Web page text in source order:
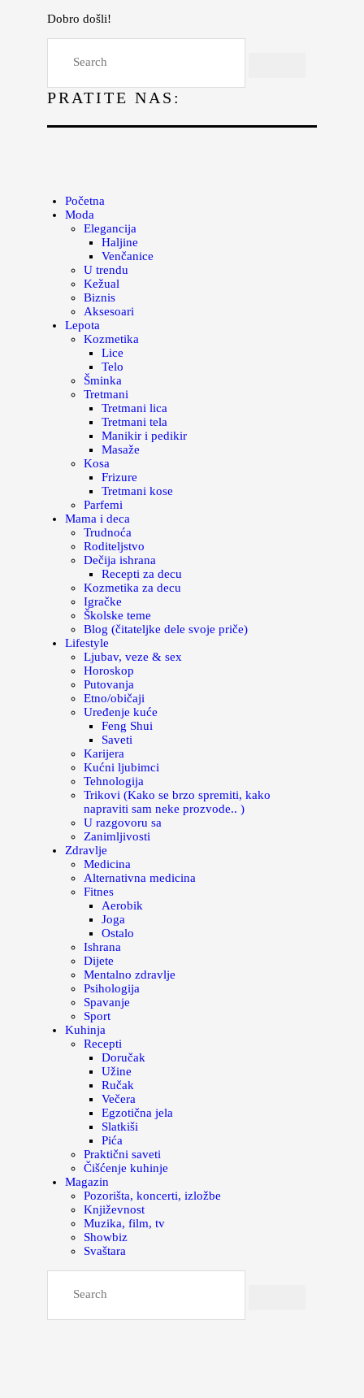
Dobro došli!
PRATITE NAS:
Početna
Moda
Elegancija
Haljine
Venčanice
U trendu
Kežual
Biznis
Aksesoari
Lepota
Kozmetika
Lice
Telo
Šminka
Tretmani
Tretmani lica
Tretmani tela
Manikir i pedikir
Masaže
Kosa
Frizure
Tretmani kose
Parfemi
Mama i deca
Trudnoća
Roditeljstvo
Dečija ishrana
Recepti za decu
Kozmetika za decu
Igračke
Školske teme
Blog (čitateljke dele svoje priče)
Lifestyle
Ljubav, veze & sex
Horoskop
Putovanja
Etno/običaji
Uređenje kuće
Feng Shui
Saveti
Karijera
Kućni ljubimci
Tehnologija
Trikovi (Kako se brzo spremiti, kako
napraviti sam neke prozvode.. )
U razgovoru sa
Zanimljivosti
Zdravlje
Medicina
Alternativna medicina
Fitnes
Aerobik
Joga
Ostalo
Ishrana
Dijete
Mentalno zdravlje
Psihologija
Spavanje
Sport
Kuhinja
Recepti
Doručak
Užine
Ručak
Večera
Egzotična jela
Slatkiši
Pića
Praktični saveti
Čišćenje kuhinje
Magazin
Pozorišta, koncerti, izložbe
Književnost
Muzika, film, tv
Showbiz
Svaštara
Lepota
Kuhinja
Magazin